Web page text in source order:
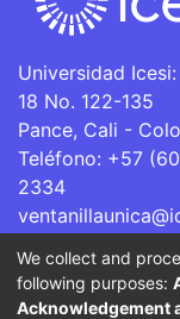
Universidad
18 No. 122-135
Pance, Cali -
Teléfono: +57
2334
La Universidad
Superior que se
We collect and
following purposes:
Acknowledgement